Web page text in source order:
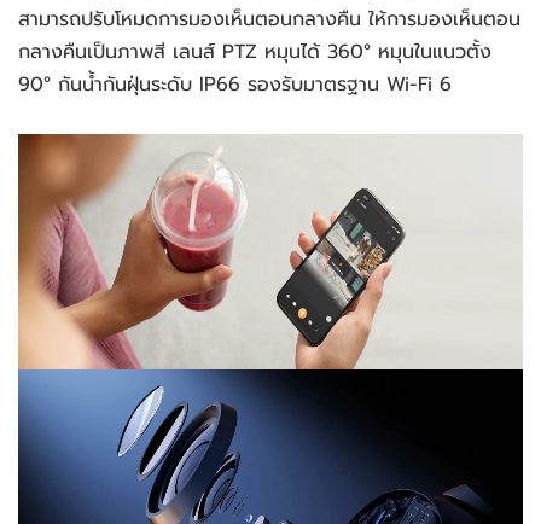
สามารถปรับโหมดการมองเห็นตอนกลางคืน ให้การมองเห็นตอน
กลางคืนเป็นภาพสี เลนส์ PTZ หมุนได้ 360° หมุนในแนวตั้ง
90° กันน้ำกันฝุ่นระดับ IP66 รองรับมาตรฐาน Wi-Fi 6